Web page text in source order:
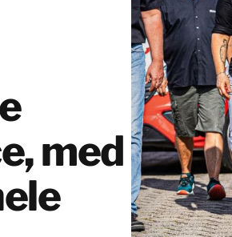
med